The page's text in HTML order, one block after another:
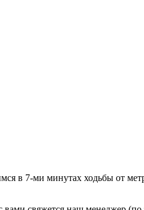
в 7-ми минутах ходьбы от